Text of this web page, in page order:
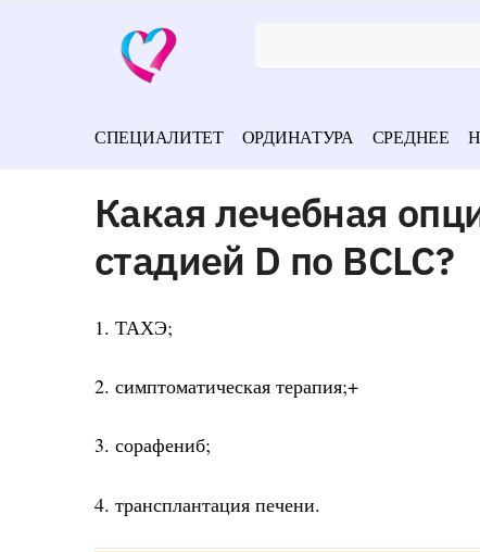
СПЕЦИАЛИТЕТ ОРДИНАТУРА СРЕДНЕЕ
Какая лечебная
стадией D по BCLC?
1. ТАХЭ;
2. симптоматическая терапия;+
3. сорафениб;
4. трансплантация печени.